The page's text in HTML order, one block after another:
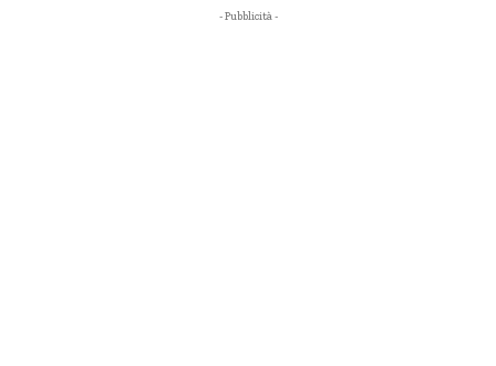
- Pubblicità -